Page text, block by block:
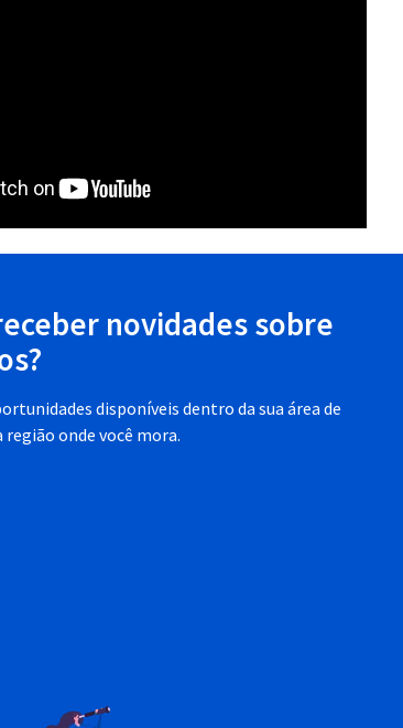
novidades sobre
disponíveis dentro da sua área de
região onde você mora.